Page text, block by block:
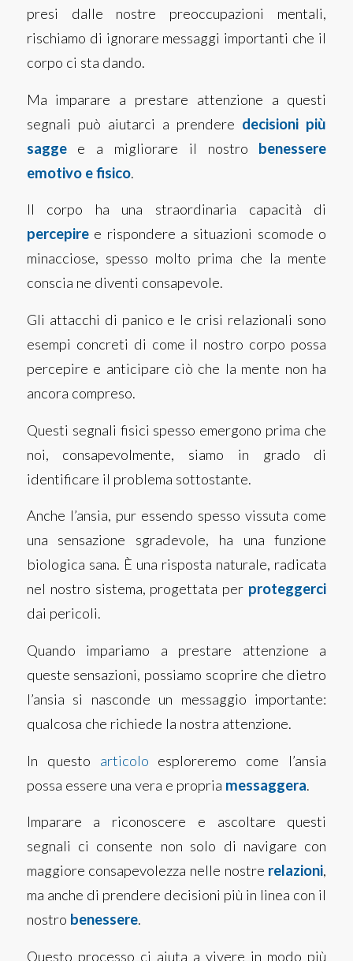
presi dalle nostre preoccupazioni mentali,
rischiamo di ignorare messaggi importanti che il
corpo ci sta dando.
Ma imparare a prestare attenzione a questi
segnali può aiutarci a prendere decisioni più
saggee a migliorare il nostro benessere
emotivo e fisico.
Il corpo ha una straordinaria capacità di
percepiree rispondere a situazioni scomode o
minacciose, spesso molto prima che la mente
conscia ne diventi consapevole.
Gli attacchi di panico e le crisi relazionali sono
esempi concreti di come il nostro corpo possa
percepire e anticipare ciò che la mente non ha
ancora compreso.
Questi segnali fisici spesso emergono prima che
noi, consapevolmente, siamo in grado di
identificare il problema sottostante.
Anche l’ansia, pur essendo spesso vissuta come
una sensazione sgradevole, ha una funzione
biologica sana. È una risposta naturale, radicata
nel nostro sistema, progettata per proteggerci
dai pericoli.
Quando impariamo a prestare attenzione a
queste sensazioni, possiamo scoprire che dietro
l’ansia si nasconde un messaggio importante:
qualcosa che richiede la nostra attenzione.
In questo articolo esploreremo come l’ansia
possa essere una vera e propria messaggera.
Imparare a riconoscere e ascoltare questi
segnali ci consente non solo di navigare con
maggiore consapevolezza nelle nostre relazioni,
ma anche di prendere decisioni più in linea con il
nostro benessere.
Questo processo ci aiuta a vivere in modo più